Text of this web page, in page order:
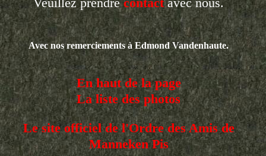
Avec nos remerciements à Edmond Vandenhaute.
En haut de la page
La liste des photos
Le site officiel de l'Ordre des Amis de
Manneken Pis